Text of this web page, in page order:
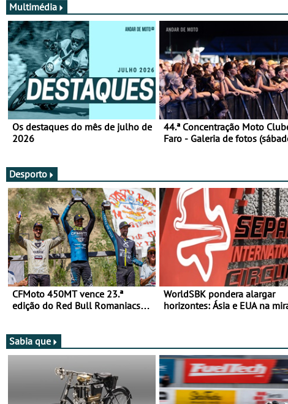
Multimédia
Os destaques do mês de julho de
2026
44.ª Concentração Moto
Faro - Galeria de fotos
Desporto
CFMoto 450MT vence 23.ª
edição do Red Bull Romaniacs
WorldSBK pondera alargar
horizontes: Ásia e EUA na
Sabia que